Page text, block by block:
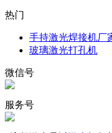
热门
手持激光焊接机厂
玻璃激光打孔机
微信号
服务号